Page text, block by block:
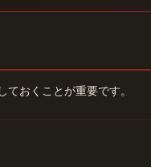
おくことが重要です。